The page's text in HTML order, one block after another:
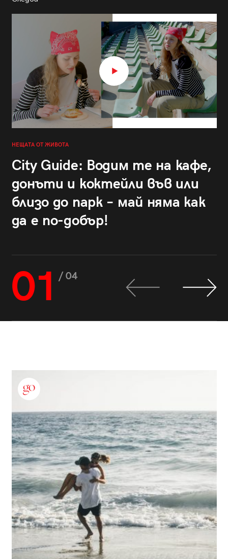
НЕЩАТА ОТ ЖИВОТА
City Guide: Водим те на кафе,
донъти и коктейли във или
близо до парк – май няма как
да е по-добър!
01 / 04